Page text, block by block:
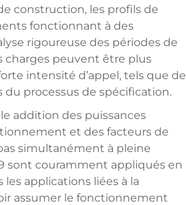
construction, les profils de
fonctionnant à des
rigoureuse des périodes de
charges peuvent être plus
intensité d’appel, tels que de
processus de spécification.
addition des puissances
et des facteurs de
simultanément à pleine
sont couramment appliqués en
applications liées à la
assumer le fonctionnement